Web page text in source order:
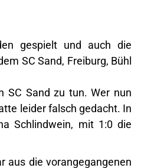
gespielt und auch die
SC Sand, Freiburg, Bühl
SC Sand zu tun. Wer nun
leider falsch gedacht. In
Schlindwein, mit 1:0 die
aus die vorangegangenen